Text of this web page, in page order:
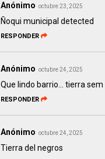
Anónimo octubre 23, 2025
Ñoqui municipal detected
RESPONDER
Anónimo octubre 24, 2025
Que lindo barrio... tierra
RESPONDER
Anónimo octubre 24, 2025
Tierra del negros